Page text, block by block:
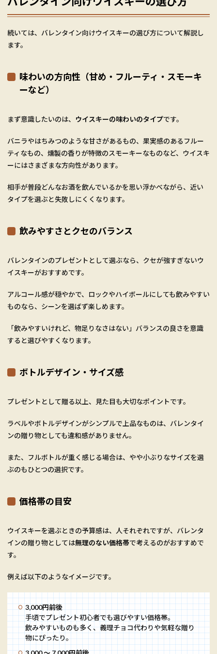
続いては、バレンタイン向けウイスキーの選び方について解説し
ます。
味わいの方向性（甘め・フルーティ・スモーキ
ーなど）
まず意識したいのは、 ウイスキーの味わいのタイプです。
バニラやはちみつのような甘さがあるもの、果実感のあるフルー
ティなもの、燻製の香りが特徴のスモーキーなものなど、ウイスキ
ーにはさまざまな方向性があります。
相手が普段どんなお酒を飲んでいるかを思い浮かべながら、近い
タイプを選ぶと失敗しにくくなります。
飲みやすさとクセのバランス
バレンタインのプレゼントとして選ぶなら、クセが強すぎないウ
イスキーがおすすめです。
アルコール感が穏やかで、ロックやハイボールにしても飲みやすい
ものなら、シーンを選ばず楽しめます。
「飲みやすいけれど、物足りなさはない」バランスの良さを意識
すると選びやすくなります。
ボトルデザイン・サイズ感
プレゼントとして贈る以上、見た目も大切なポイントです。
ラベルやボトルデザインがシンプルで上品なものは、バレンタイ
ンの贈り物としても違和感がありません。
また、フルボトルが重く感じる場合は、やや小ぶりなサイズを選
ぶのもひとつの選択です。
価格帯の目安
ウイスキーを選ぶときの予算感は、人それぞれですが、バレンタ
インの贈り物としては無理のない価格帯で考えるのがおすすめで
す。
例えば以下のようなイメージです。
3,000円前後
手頃でプレゼント初心者でも選びやすい価格帯。
飲みやすいものも多く、義理チョコ代わりや気軽な贈り
物にぴったり。